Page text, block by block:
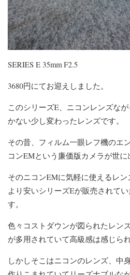
SERIES E 35mm F2.5
3680円にてお迎えしました。
このシリーズE、ニコンレンズな
かない少し変わったレンズです。
その昔、フィルム一眼レフ機のエ
コンEMという廉価版カメラが世に
そのニコンEMに気軽に使えるレ
より安いシリーズEが販売されて
す。
色々コストダウンが図られたレン
が多用されていて高級感は感じられ
しかしそこはニコンのレンズ、中